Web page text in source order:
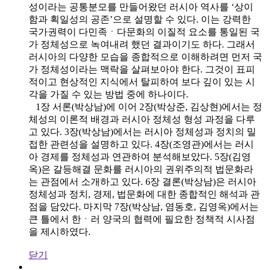
성이라는 공통분모를 만들어왔던 러시아 역사를 ‘상이
함과 획일성의 공존’으로 설명할 수 있다. 이는 강력한
국가권력이 다민족ㆍ다문화의 이질적 요소를 통일된 국
가 정체성으로 녹여내려 했던 결과이기도 하다. 그래서
러시아의 다양한 모습을 종합적으로 이해하려면 먼저 국
가 정체성이라는 맥락을 살펴보아야 한다. 그것이 표피
적이고 현상적인 지식에서 탈피하여 보다 깊이 있는 시
각을 가질 수 있는 방법 중에 하나이다.
1장 서론(박상남)에 이어 2장(박상준, 김상현)에서는 정
체성의 이론적 배경과 러시아 정체성 형성 과정을 다루
고 있다. 3장(박상남)에서는 러시아 정체성과 정치의 밀
접한 관련성을 설명하고 있다. 4장(조영관)에서는 러시
아 경제를 정체성과 연관하여 분석해보았다. 5장(김영
옥)은 갈등해결 문화를 러시아의 권위주의적 법문화라
는 관점에서 소개하고 있다. 6장 결론(박상남)은 러시아
정체성과 정치, 경제, 법문화에 대한 종합적인 해석과 관
점을 담았다. 마지막 7장(박상남, 염동호, 김영옥)에서는
큰 틀에서 한ㆍ러 양국의 협력에 필요한 정책적 시사점
을 제시하였다.
닫기